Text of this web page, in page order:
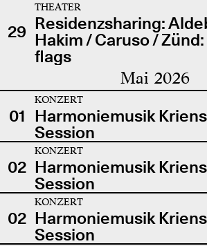
29
THEATER
Residenzsharing:
Hakim / Caruso /
flags
Mai 2026
01
KONZERT
Harmoniemusik
Session
02
KONZERT
Harmoniemusik
Session
02
KONZERT
Harmoniemusik
Session